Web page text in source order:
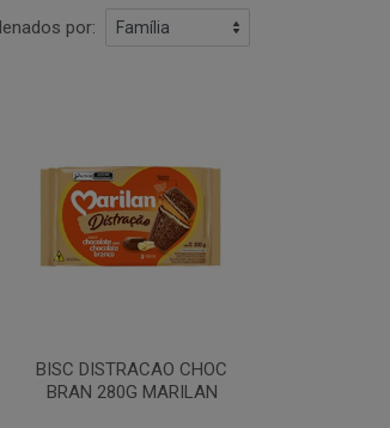
por:
BISC DISTRACAO CHOC
BRAN 280G MARILAN